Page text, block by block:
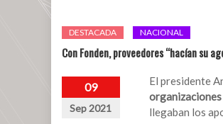
DESTACADA NACIONAL
Con Fonden, proveedores “hacían su
09
Sep 2021
El presidente
organizaciones
llegaban los